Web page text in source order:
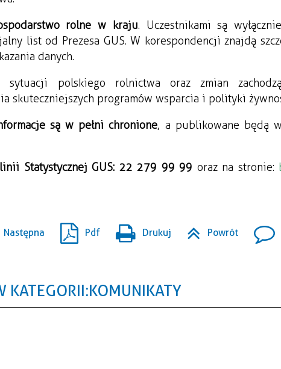
rolne w kraju
list od Prezesa GUS. W korespondencji znajdą
danych.
polskiego rolnictwa oraz zmian
skuteczniejszych programów wsparcia i polityki
są w pełni chronione, a publikowane będą
Statystycznej GUS: 22 279 99 99 oraz na stronie:
Następna Pdf Drukuj Powrót
KATEGORII: KOMUNIKATY